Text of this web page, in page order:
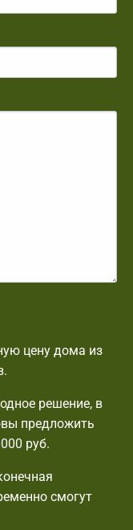
цену дома из
решение, в
предложить
руб.
смогут